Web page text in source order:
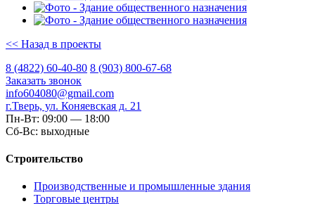
<< Назад в проекты
8 (4822) 60-40-80 8 (903) 800-67-68
Заказать звонок
info604080@gmail.com
г.Тверь, ул. Коняевская д. 21
Пн-Вт: 09:00 — 18:00
Сб-Вс: выходные
Строительство
Производственные и промышленные здания
Торговые центры